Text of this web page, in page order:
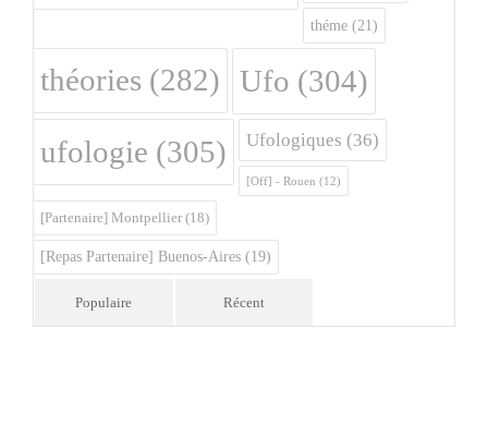
théme (21)
théories (282) Ufo (304)
ufologie (305) Ufologiques (36)
[Off] - Rouen (12)
[Partenaire] Montpellier (18)
[Repas Partenaire] Buenos-Aires (19)
Populaire Récent